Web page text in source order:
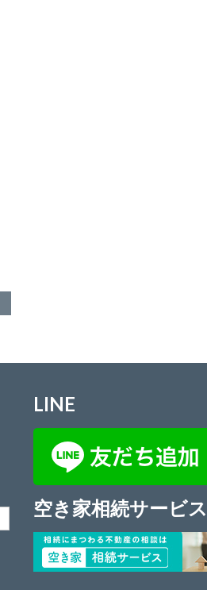
LINE
空き家相続サービス